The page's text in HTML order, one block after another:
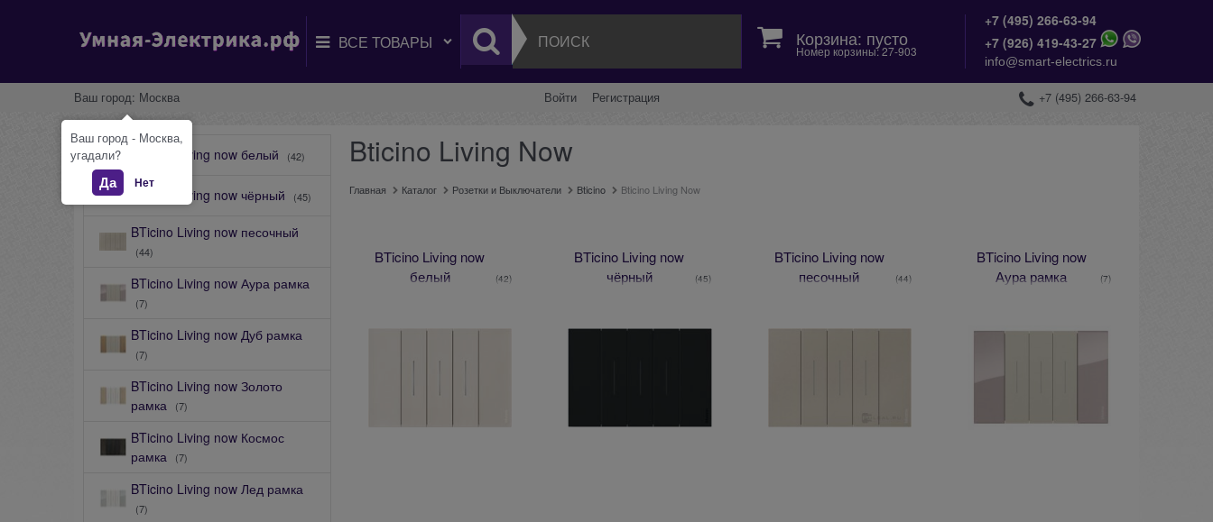
Корзина: пусто
Номер корзины: 27-903
+7 (495) 266-63-94
+7 (926) 419-43-27
info@smart-electrics.ru
Ваш город: Москва Войти Регистрация +7 (495) 266-63-94
BTicino Living now белый (42)
BTicino Living now чёрный (45)
BTicino Living now песочный
(44)
BTicino Living now Аура рамка
(7)
BTicino Living now Дуб рамка
(7)
BTicino Living now Золото
рамка
(7)
BTicino Living now Космос
рамка
(7)
BTicino Living now Лед рамка
(7)
Bticino Living Now
Главная Каталог Розетки и Выключатели Bticino Bticino Living Now
BTicino Living now
белый
(42)
BTicino Living now
чёрный
(45)
BTicino Living now
песочный
(44)
BTicino Living now
Аура рамка
(7)
Ваш город - Москва,
угадали?
Да Нет